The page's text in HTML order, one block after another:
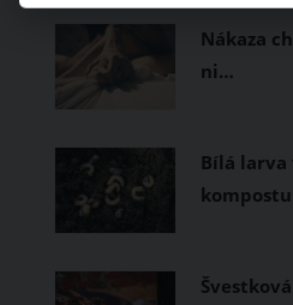
měly být přírodní
prodyšné tkaniny a
Nákaza
ni…
Bílá larva